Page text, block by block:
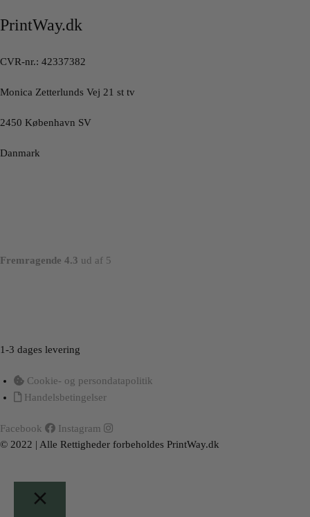
PrintWay.dk
CVR-nr.: 42337382
Monica Zetterlunds Vej 21 st tv
2450 København SV
Danmark
Fremragende 4.3 ud af 5
1-3 dages levering
Cookie- og persondatapolitik
Handelsbetingelser
Facebook
Instagram
© 2022 | Alle Rettigheder forbeholdes PrintWay.dk